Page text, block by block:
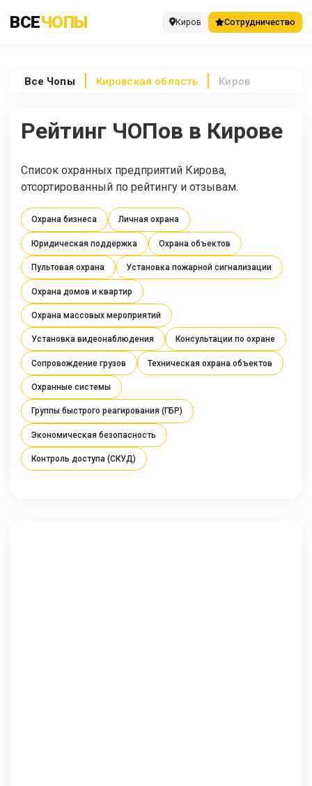
ВСЕЧОПЫ Киров Сотрудничество
Все Чопы Кировская область Киров
Рейтинг ЧОПов в Кирове
Список охранных предприятий Кирова,
отсортированный по рейтингу и отзывам.
Охрана бизнеса Личная охрана
Юридическая поддержка Охрана объектов
Пультовая охрана Установка пожарной сигнализации
Охрана домов и квартир
Охрана массовых мероприятий
Установка видеонаблюдения Консультации по охране
Сопровождение грузов Техническая охрана объектов
Охранные системы
Группы быстрого реагирования (ГБР)
Экономическая безопасность
Контроль доступа (СКУД)